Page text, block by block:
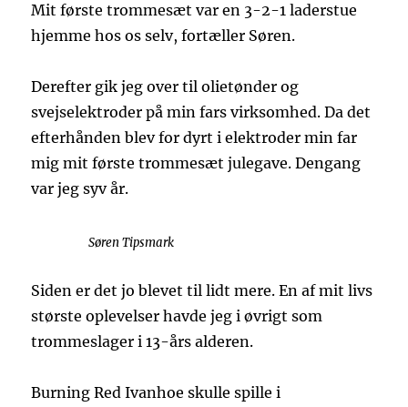
Mit første trommesæt var en 3-2-1 laderstue
hjemme hos os selv, fortæller Søren.
Derefter gik jeg over til olietønder og
svejselektroder på min fars virksomhed. Da det
efterhånden blev for dyrt i elektroder min far
mig mit første trommesæt julegave. Dengang
var jeg syv år.
Søren Tipsmark
Siden er det jo blevet til lidt mere. En af mit livs
største oplevelser havde jeg i øvrigt som
trommeslager i 13-års alderen.
Burning Red Ivanhoe skulle spille i